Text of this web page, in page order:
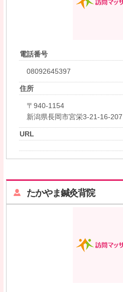
電話番号
08092645397
住所
〒940-1154
新潟県長岡市宮栄3-21-16-207
URL
たかやま鍼灸背院